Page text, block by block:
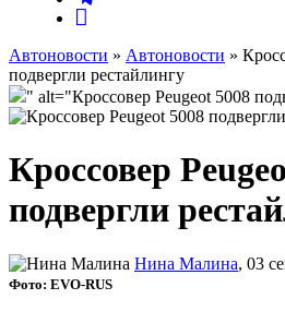
Автоновости » Автоновости »
подвергли рестайлингу
" alt="Кроссовер Peugeot 5008
Кроссовер
подвергли
Нина Малина, 03
Фото: EVO-RUS